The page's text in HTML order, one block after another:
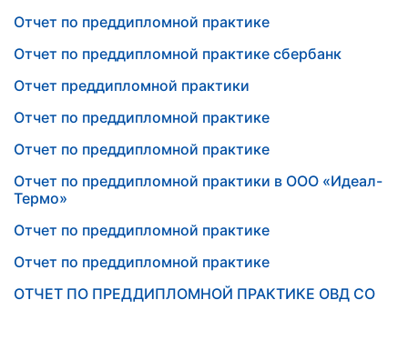
Отчет по преддипломной практике
Отчет по преддипломной практике сбербанк
Отчет преддипломной практики
Отчет по преддипломной практике
Отчет по преддипломной практике
Отчет по преддипломной практики в ООО «Идеал-
Термо»
Отчет по преддипломной практике
Отчет по преддипломной практике
ОТЧЕТ ПО ПРЕДДИПЛОМНОЙ ПРАКТИКЕ ОВД СО